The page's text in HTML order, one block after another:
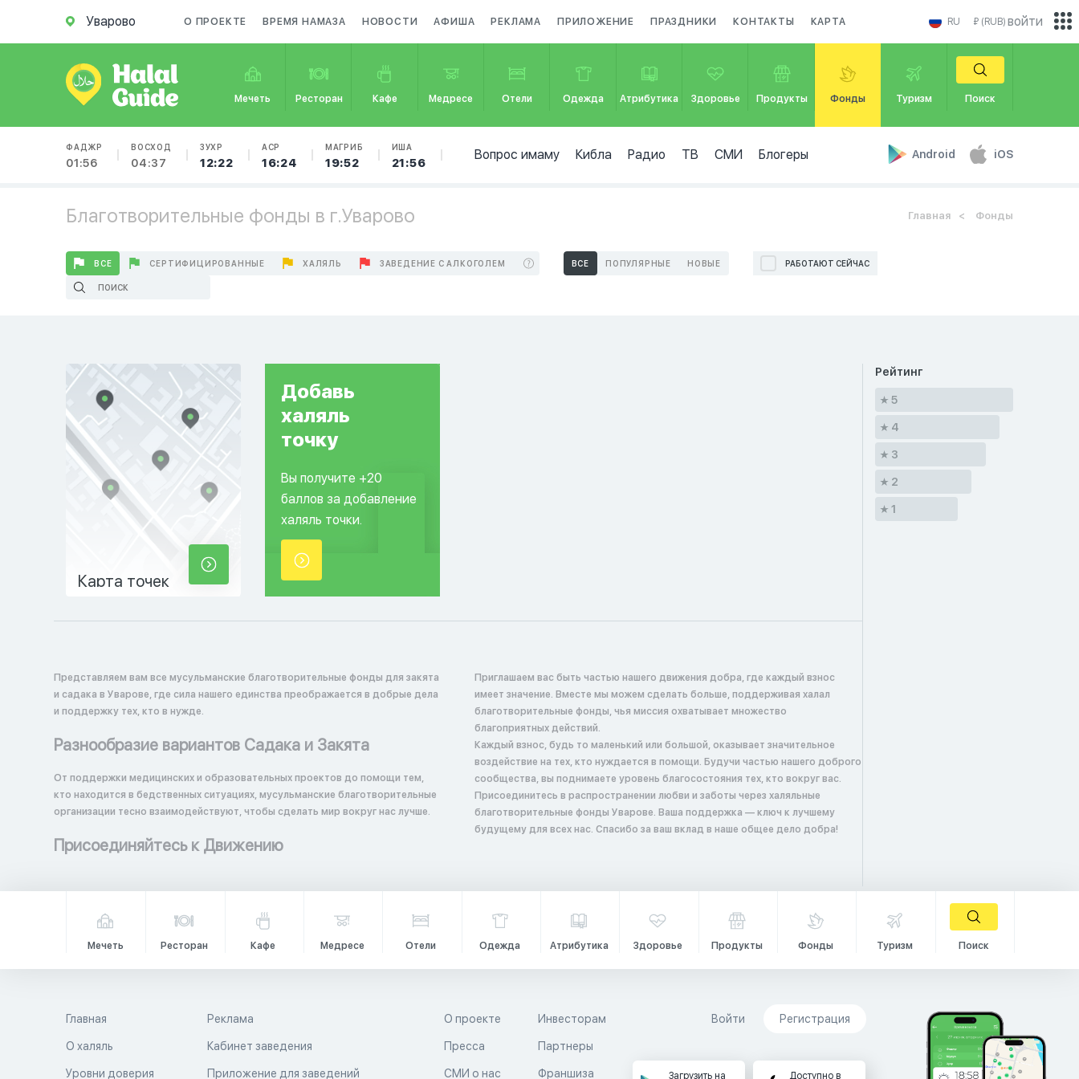
Уварово О ПРОЕКТЕ ВРЕМЯ НАМАЗА НОВОСТИ АФИША РЕКЛАМА ПРИЛОЖЕНИЕ ПРАЗДНИКИ КОНТАКТЫ КАРТА RU ₽ (RUB)
Мечеть Ресторан Кафе Медресе Отели Одежда Атрибутика Здоровье Продукты Фонды Туризм Поиск
ФАДЖР
01:56
ВОСХОД
04:37
ЗУХР
12:22
АСР
16:24
МАГРИБ
19:52
ИША
21:56
Вопрос имаму Кибла Радио ТВ СМИ Блогеры Android iOS
войти
Благотворительные фонды в г.Уварово Главная Фонды
ВСЕ СЕРТИФИЦИРОВАННЫЕ ХАЛЯЛЬ ЗАВЕДЕНИЕ С АЛКОГОЛЕМ ВСЕ ПОПУЛЯРНЫЕ НОВЫЕ РАБОТАЮТ СЕЙЧАС
Карта точек
Добавь
халяль
точку
Вы получите +20
баллов за добавление
халяль точки.
Представляем вам все мусульманские благотворительные фонды для закята
и садака в Уварове, где сила нашего единства преображается в добрые дела
и поддержку тех, кто в нужде.
Разнообразие вариантов Садака и Закята
От поддержки медицинских и образовательных проектов до помощи тем,
кто находится в бедственных ситуациях, мусульманские благотворительные
организации тесно взаимодействуют, чтобы сделать мир вокруг нас лучше.
Присоединяйтесь к Движению
Приглашаем вас быть частью нашего движения добра, где каждый взнос
имеет значение. Вместе мы можем сделать больше, поддерживая халал
благотворительные фонды, чья миссия охватывает множество
благоприятных действий.
Каждый взнос, будь то маленький или большой, оказывает значительное
воздействие на тех, кто нуждается в помощи. Будучи частью нашего доброго
сообщества, вы поднимаете уровень благосостояния тех, кто вокруг вас.
Присоединитесь в распространении любви и заботы через халяльные
благотворительные фонды Уварове. Ваша поддержка — ключ к лучшему
будущему для всех нас. Спасибо за ваш вклад в наше общее дело добра!
Рейтинг
5
4
3
2
1
Мечеть Ресторан Кафе Медресе Отели Одежда Атрибутика Здоровье Продукты Фонды Туризм Поиск
Главная
О халяль
Уровни доверия
Реклама
Кабинет заведения
Приложение для заведений
О проекте
Пресса
СМИ о нас
Инвесторам
Партнеры
Франшиза
Войти Регистрация
Загрузить на Доступно в